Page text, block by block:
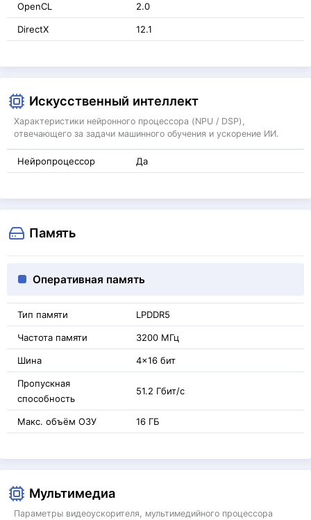
OpenCL 2.0
DirectX 12.1
Искусственный интеллект
Характеристики нейронного процессора (NPU / DSP),
отвечающего за задачи машинного обучения и ускорение ИИ.
Нейропроцессор Да
Память
Оперативная память
Тип памяти LPDDR5
Частота памяти 3200 МГц
Шина 4x16 бит
Пропускная
способность
51.2 Гбит/с
Макс. объём ОЗУ 16 ГБ
Мультимедиа
Параметры видеоускорителя, мультимедийного процессора